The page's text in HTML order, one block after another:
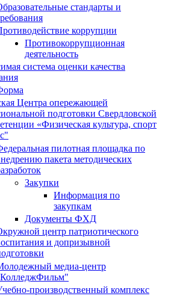
стандарты и
коррупции
Противокоррупционная
деятельность
система оценки качества
Центра опережающей
подготовки Свердловской
«Физическая культура, спорт
пилотная площадка по
пакета методических
Закупки
Информация по
закупкам
Документы ФХД
центр патриотического
и допризывной
медиа-центр
производственный комплекс